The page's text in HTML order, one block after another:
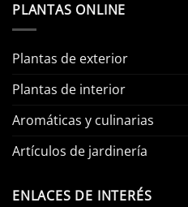
PLANTAS ONLINE
Plantas de exterior
Plantas de interior
Aromáticas y culinarias
Artículos de jardinería
ENLACES DE INTERÉS